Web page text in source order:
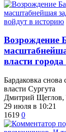
власти
​Бардаковка снова
власти Сургута
Дмитрий Щеглов,
29 июля в 10:21
1619 0